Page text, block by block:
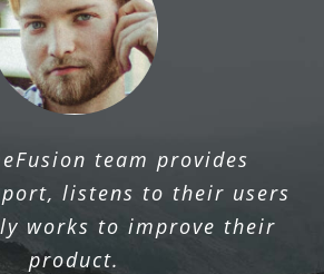
team provides
listens to their users
works to improve their
product.